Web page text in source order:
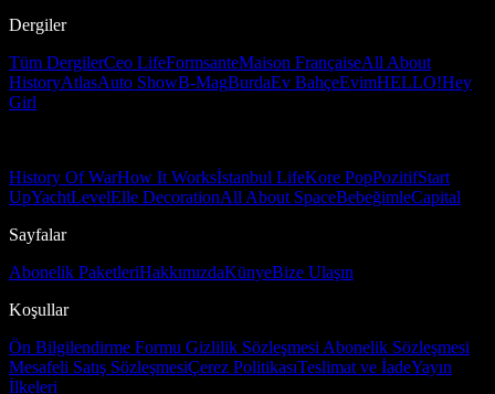
Dergiler
Tüm DergilerCeo LifeFormsanteMaison FrançaiseAll About
HistoryAtlasAuto ShowB-MagBurdaEv BahçeEvimHELLO!Hey
Girl
History Of WarHow It Worksİstanbul LifeKore PopPozitifStart
UpYachtLevelElle DecorationAll About SpaceBebeğimleCapital
Sayfalar
Abonelik PaketleriHakkımızdaKünyeBize Ulaşın
Koşullar
Ön Bilgilendirme Formu Gizlilik Sözleşmesi Abonelik Sözleşmesi
Mesafeli Satış SözleşmesiÇerez PolitikasıTeslimat ve İadeYayın
İlkeleri